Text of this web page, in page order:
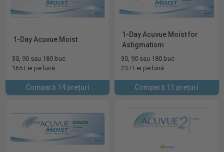
1-Day Acuvue Moist
30, 90 sau 180 buc
165 Lei pe lună
Compară 14 prețuri
1-Day Acuvue Moist for
Astigmatism
30, 90 sau 180 buc
237 Lei pe lună
Compară 11 prețuri